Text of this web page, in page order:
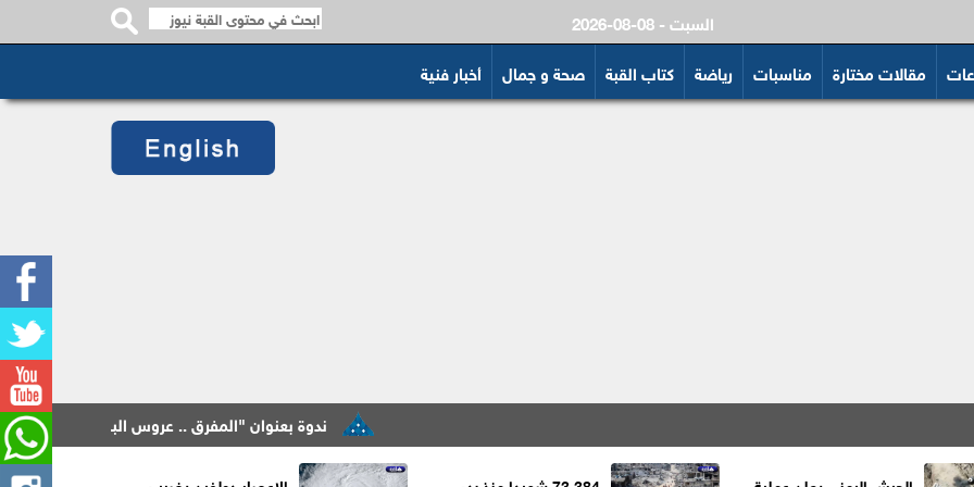
2026-08-08 - السبت
مقالات مختارة مناسبات رياضة كتاب القبة صحة و جمال أخبار فنية
ندوة بعنوان "المفرق .. عروس البادية ودورها في بناء